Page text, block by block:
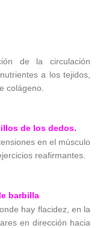
de la circulación
a los tejidos,
colágeno.
de los dedos.
en el músculo
reafirmantes.
barbilla
hay flacidez, en la
en dirección hacia